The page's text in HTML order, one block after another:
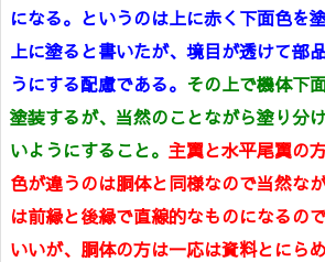
になる。というのは上に赤く下面色を
上に塗ると書いたが、境目が透けて部
うにする配慮である。 その上で機体下
塗装するが、当然のことながら塗り分
いようにすること。 主翼と水平尾翼の
色が違うのは胴体と同様なので当然な
は前縁と後縁で直線的なものになるの
いいが、胴体の方は一応は資料とにら